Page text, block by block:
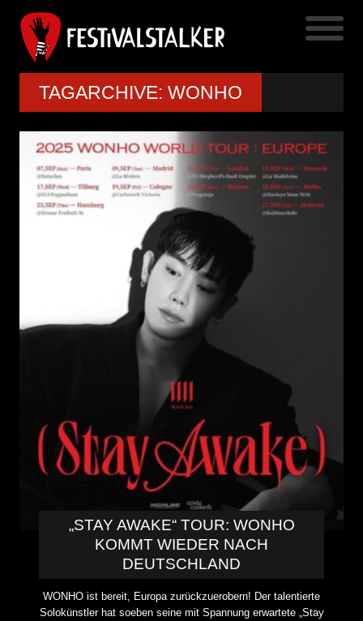
TAGARCHIVE: WONHO
„STAY AWAKE“ TOUR: WONHO
KOMMT WIEDER NACH
DEUTSCHLAND
WONHO ist bereit, Europa zurückzuerobern! Der talentierte
Solokünstler hat soeben seine mit Spannung erwartete „Stay